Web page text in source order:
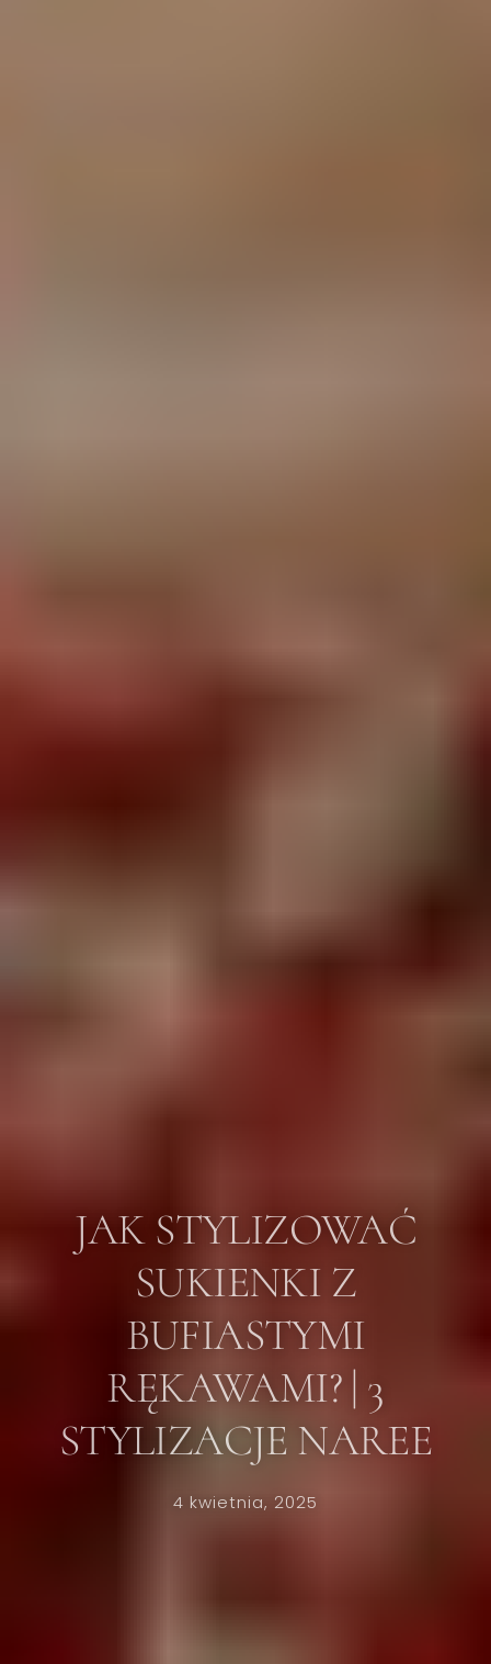
JAK STYLIZOWAĆ
SUKIENKI Z
BUFIASTYMI
RĘKAWAMI? | 3
STYLIZACJE NAREE
4 kwietnia, 2025